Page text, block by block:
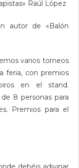
Raúl López
autor de «Balón
varios torneos
feria, con premios
en el stand.
de 8 personas para
Premios para el